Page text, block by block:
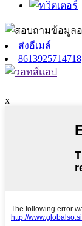
ส่งอีเมล์
8613925714718
x